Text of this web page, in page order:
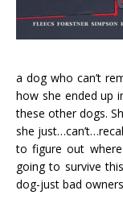
a dog who can’t
how she ended up
these other dogs.
she
to figure out where
going to survive
dog-just bad